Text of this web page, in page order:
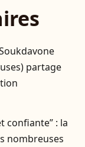
partage
confiante” : la
nombreuses